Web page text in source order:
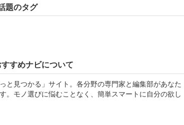
題のタグ
すめナビについて
と見つかる」サイト。各分野の専門家と編集部があなた
。モノ選びに悩むことなく、簡単スマートに自分の欲し